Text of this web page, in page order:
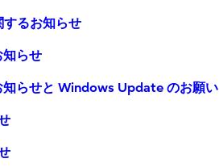
るお知らせ
らせ
らせと Windows Update のお願い